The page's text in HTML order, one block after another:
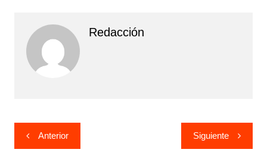
Redacción
Navegación
de
Anterior Siguiente